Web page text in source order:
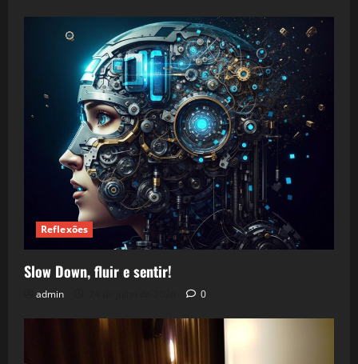
Reflexões
Slow Down, fluir e sentir!
admin 0